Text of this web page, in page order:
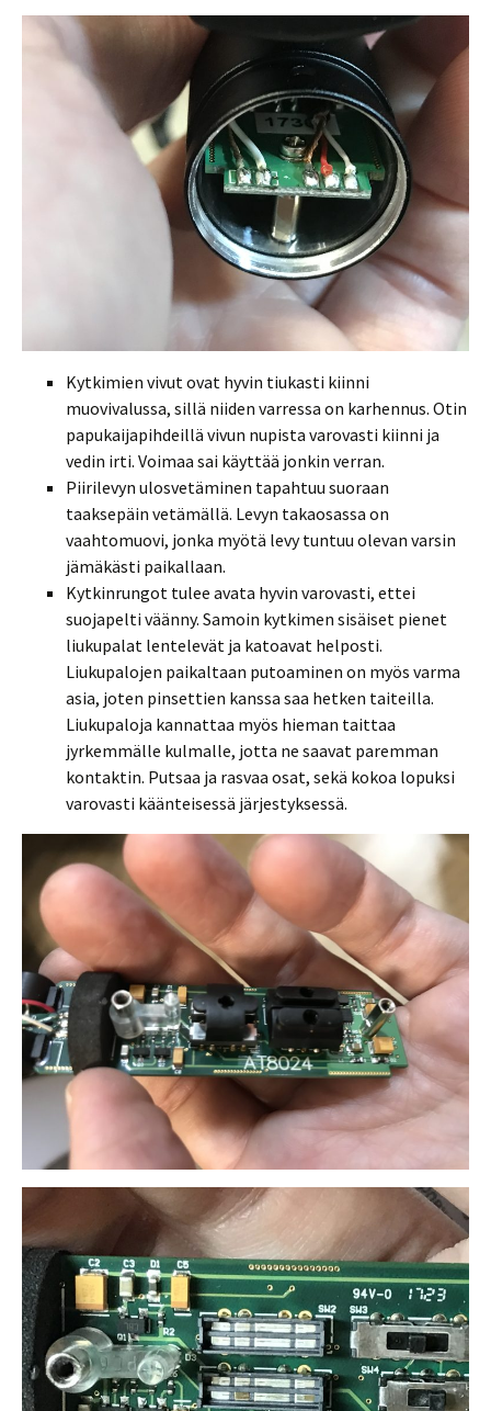
Kytkimien vivut ovat hyvin tiukasti kiinni
muovivalussa, sillä niiden varressa on karhennus. Otin
papukaijapihdeillä vivun nupista varovasti kiinni ja
vedin irti. Voimaa sai käyttää jonkin verran.
Piirilevyn ulosvetäminen tapahtuu suoraan
taaksepäin vetämällä. Levyn takaosassa on
vaahtomuovi, jonka myötä levy tuntuu olevan varsin
jämäkästi paikallaan.
Kytkinrungot tulee avata hyvin varovasti, ettei
suojapelti väänny. Samoin kytkimen sisäiset pienet
liukupalat lentelevät ja katoavat helposti.
Liukupalojen paikaltaan putoaminen on myös varma
asia, joten pinsettien kanssa saa hetken taiteilla.
Liukupaloja kannattaa myös hieman taittaa
jyrkemmälle kulmalle, jotta ne saavat paremman
kontaktin. Putsaa ja rasvaa osat, sekä kokoa lopuksi
varovasti käänteisessä järjestyksessä.